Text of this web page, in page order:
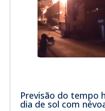
Previsão do tempo
dia de sol com